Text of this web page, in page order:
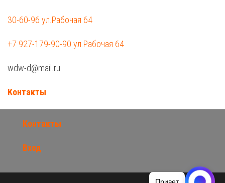
30-60-96 ул.Рабочая 64
+7 927-179-90-90 ул.Рабочая 64
wdw-d@mail.ru
Контакты
Контакты
Вход